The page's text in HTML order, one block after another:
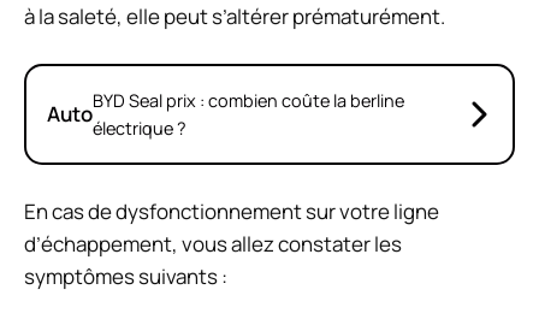
à la saleté, elle peut s’altérer prématurément.
AutoBYD Seal prix : combien coûte la berline
électrique ?
En cas de dysfonctionnement sur votre ligne
d’échappement, vous allez constater les
symptômes suivants :